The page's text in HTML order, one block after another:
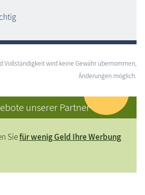
Vollständigkeit wird keine Gewähr übernommen,
Änderungen möglich.
unserer Partner
Siefür wenig Geld Ihre Werbung